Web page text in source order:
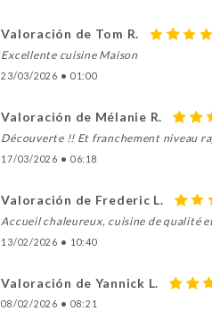
Valoración de Tom R.
Excellente cuisine Maison
23/03/2026 • 01:00
Valoración de Mélanie R.
Découverte !! Et franchement niveau
17/03/2026 • 06:18
Valoración de Frederic L.
Accueil chaleureux, cuisine de qualité
13/02/2026 • 10:40
Valoración de Yannick L.
08/02/2026 • 08:21